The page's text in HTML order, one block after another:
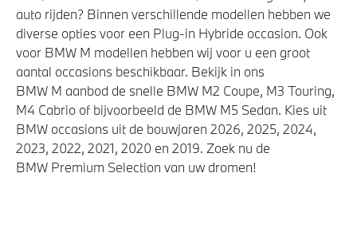
auto rijden? Binnen verschillende modellen hebben we
diverse opties voor een Plug-in Hybride occasion. Ook
voor BMW M modellen hebben wij voor u een groot
aantal occasions beschikbaar. Bekijk in ons
BMW M aanbod de snelle BMW M2 Coupe, M3 Touring,
M4 Cabrio of bijvoorbeeld de BMW M5 Sedan. Kies uit
BMW occasions uit de bouwjaren 2026, 2025, 2024,
2023, 2022, 2021, 2020 en 2019. Zoek nu de
BMW Premium Selection van uw dromen!